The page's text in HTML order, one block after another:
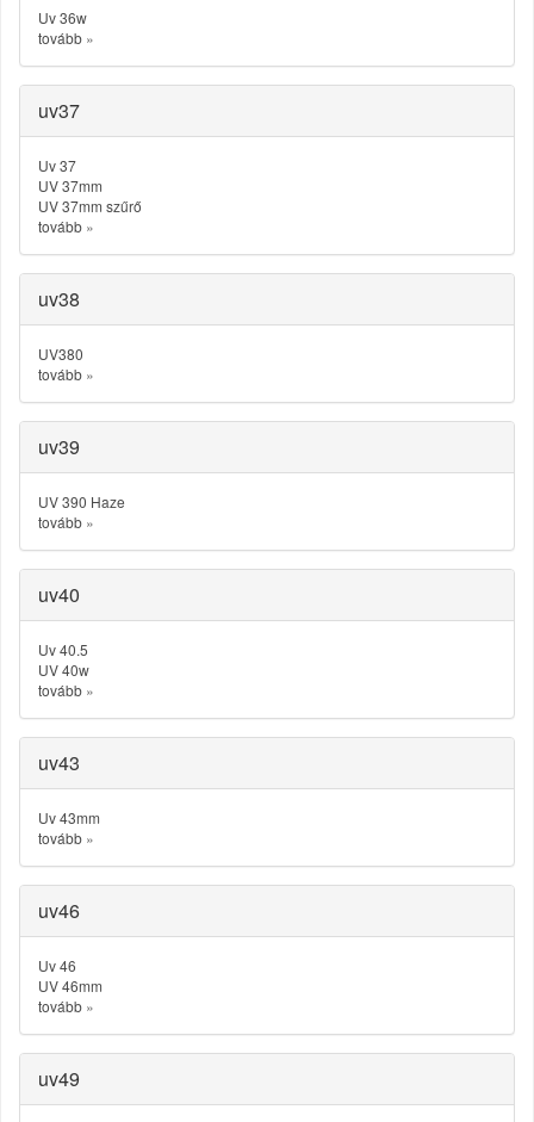
Uv 36w
tovább »
uv37
Uv 37
UV 37mm
UV 37mm szűrő
tovább »
uv38
UV380
tovább »
uv39
UV 390 Haze
tovább »
uv40
Uv 40.5
UV 40w
tovább »
uv43
Uv 43mm
tovább »
uv46
Uv 46
UV 46mm
tovább »
uv49